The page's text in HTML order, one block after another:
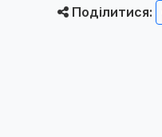
Поділитися: